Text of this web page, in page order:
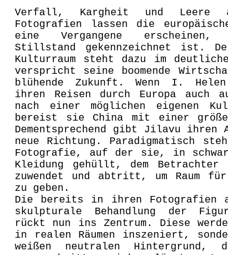
Verfall, Kargheit und Leere
Fotografien lassen die
eine Vergangene
Stillstand gekennzeichnet ist.
Kulturraum steht dazu im
verspricht seine boomende
blühende Zukunft. Wenn I.
ihren Reisen durch Europa auch
nach einer möglichen eigenen
bereist sie China mit einer
Dementsprechend gibt Jilavu ihren
neue Richtung. Paradigmatisch
Fotografie, auf der sie, in
Kleidung gehüllt, dem Betrachter
zuwendet und abtritt, um Raum für
zu geben.
Die bereits in ihren Fotografien
skulpturale Behandlung der
rückt nun ins Zentrum. Diese
in realen Räumen inszeniert,
weißen neutralen